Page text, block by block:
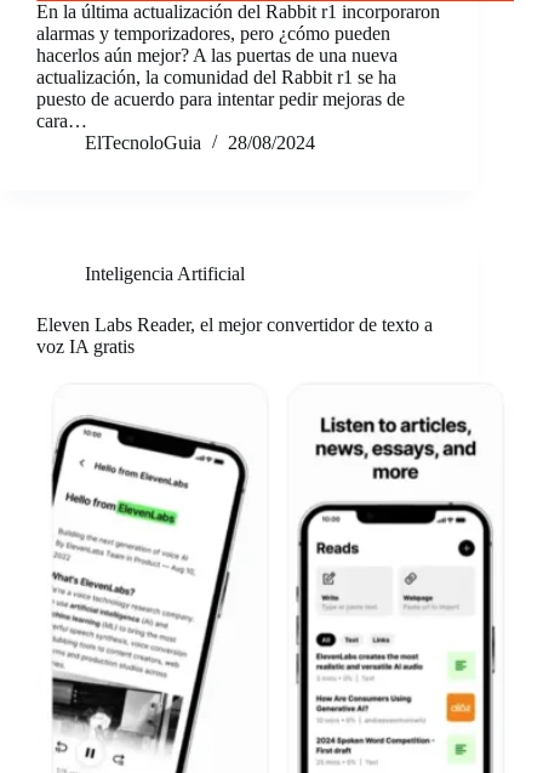
En la última actualización del Rabbit r1 incorporaron
alarmas y temporizadores, pero ¿cómo pueden
hacerlos aún mejor? A las puertas de una nueva
actualización, la comunidad del Rabbit r1 se ha
puesto de acuerdo para intentar pedir mejoras de
cara…
ElTecnoloGuia
28/08/2024
Inteligencia Artificial
Eleven Labs Reader, el mejor convertidor de texto a
voz IA gratis